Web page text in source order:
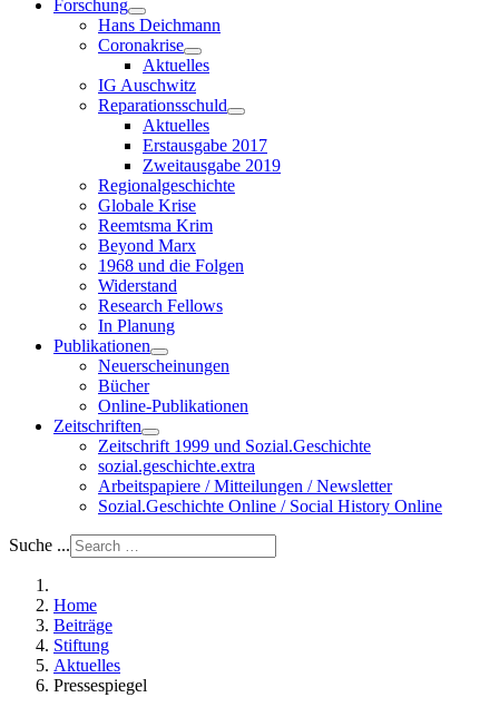
Forschung
Hans Deichmann
Coronakrise
Aktuelles
IG Auschwitz
Reparationsschuld
Aktuelles
Erstausgabe 2017
Zweitausgabe 2019
Regionalgeschichte
Globale Krise
Reemtsma Krim
Beyond Marx
1968 und die Folgen
Widerstand
Research Fellows
In Planung
Publikationen
Neuerscheinungen
Bücher
Online-Publikationen
Zeitschriften
Zeitschrift 1999 und Sozial.Geschichte
sozial.geschichte.extra
Arbeitspapiere / Mitteilungen / Newsletter
Sozial.Geschichte Online / Social History Online
Suche ...
Home
Beiträge
Stiftung
Aktuelles
Pressespiegel